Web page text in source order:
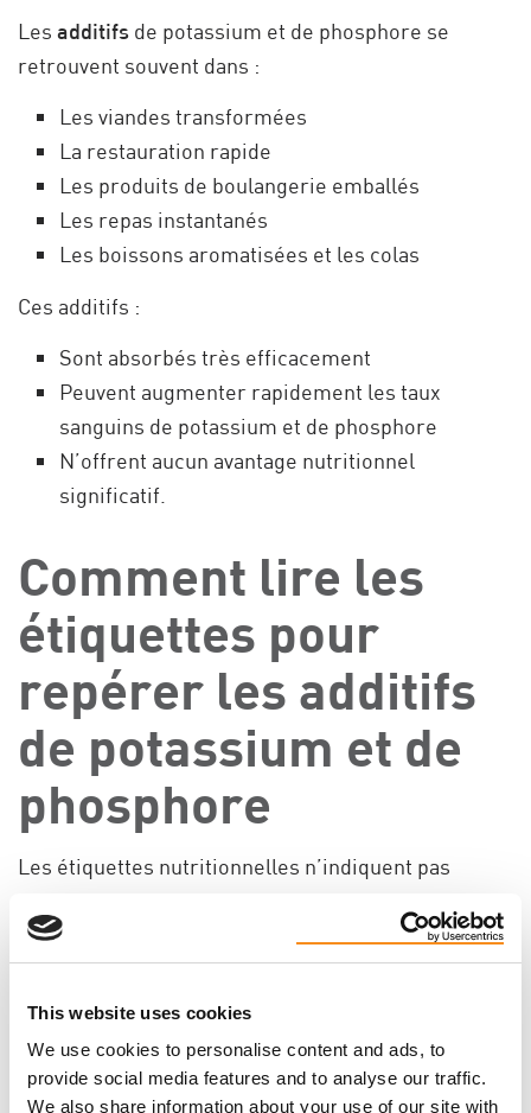
This website uses cookies
We use cookies to personalise content and ads, to
provide social media features and to analyse our traffic.
We also share information about your use of our site with
Les additifs de potassium et de phosphore se
retrouvent souvent dans :
Les viandes transformées
La restauration rapide
Les produits de boulangerie emballés
Les repas instantanés
Les boissons aromatisées et les colas
Ces additifs :
Sont absorbés très efficacement
Peuvent augmenter rapidement les taux
sanguins de potassium et de phosphore
N’offrent aucun avantage nutritionnel
significatif.
Comment lire les
étiquettes pour
repérer les additifs
de potassium et de
phosphore
Les étiquettes nutritionnelles n’indiquent pas
mais les additifs apparaissent dans la liste des
ingrédients.
Surveillez ces mots :
Les additifs de phosphore comprennent souvent :